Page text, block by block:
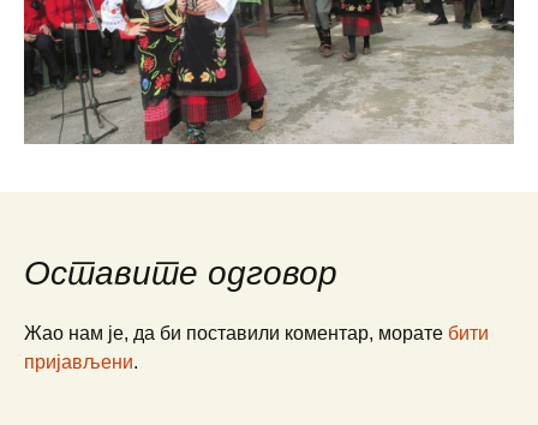
Оставите одговор
Жао нам је, да би поставили коментар, морате бити
пријављени.